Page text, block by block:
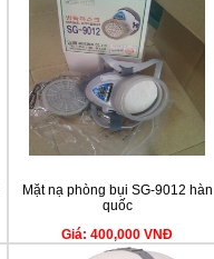
Mặt nạ phòng bụi SG-9012 hàn
quốc
Giá: 400,000 VNĐ